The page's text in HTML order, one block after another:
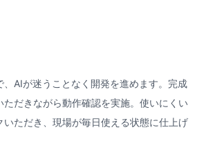
、AIが迷うことなく開発を進めます。完成
ただきながら動作確認を実施。使いにくい
いただき、現場が毎日使える状態に仕上げ